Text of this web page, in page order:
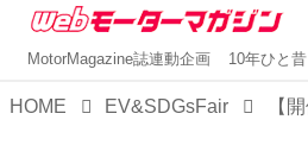
MotorMagazine誌連動企画 10年ひと昔
HOME EV&SDGsFair